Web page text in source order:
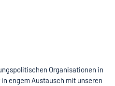
Organisationen in
engem Austausch mit unseren